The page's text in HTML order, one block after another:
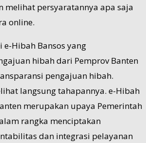
melihat persyaratannya apa saja
online.
Hibah Bansos yang
hibah dari Pemprov Banten
pengajuan hibah.
langsung tahapannya. e-Hibah
merupakan upaya Pemerintah
rangka menciptakan
dan integrasi pelayanan